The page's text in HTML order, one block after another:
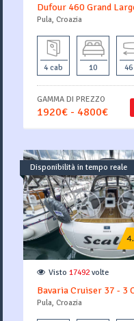
Dufour 460 Grand
Pula, Croazia
4 cab 10
GAMMA DI PREZZO
1920€ - 4800€
Disponibilità in tempo reale
Visto 17492volte
Bavaria Cruiser 37 - 3
Pula, Croazia